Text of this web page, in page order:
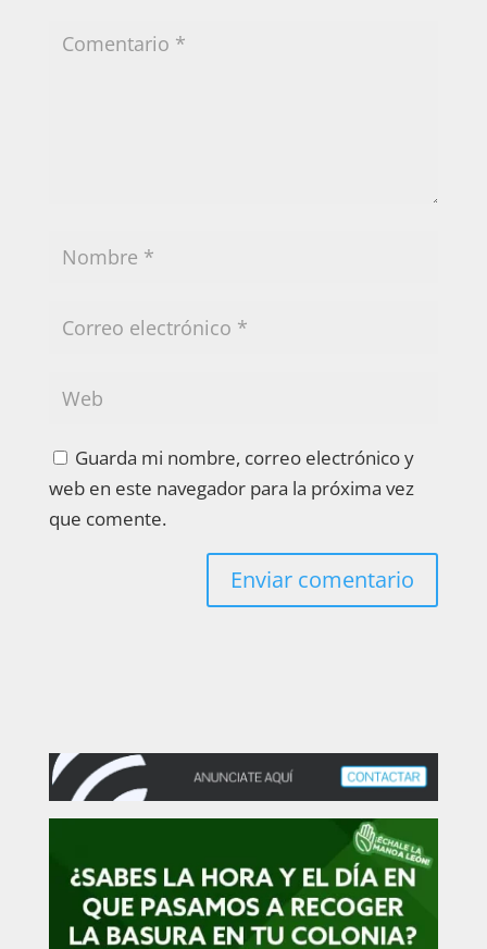
Guarda mi nombre, correo electrónico y
web en este navegador para la próxima vez
que comente.